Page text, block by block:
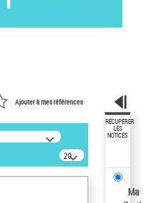
Ajouter à mes références
20
résultats/page
RÉCUPÉRER
LES
NOTICES
Ma